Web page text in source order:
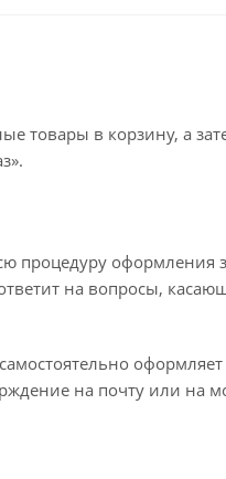
товары в корзину, а
процедуру оформления
на вопросы,
на почту или на